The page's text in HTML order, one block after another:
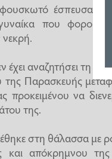
φουσκωτό έσπευσαν
που
έχει αναζητήσει τη
Παρασκευής
προκειμένου να
της.
στη θάλασσα με
απόκρημνου της